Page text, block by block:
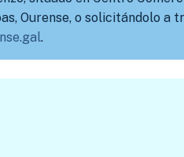
Ourense, o solicitándolo a
.